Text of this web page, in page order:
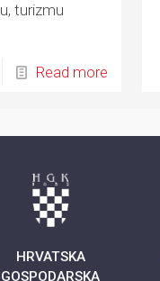
turizmu
Read more
HRVATSKA
GOSPODARSKA